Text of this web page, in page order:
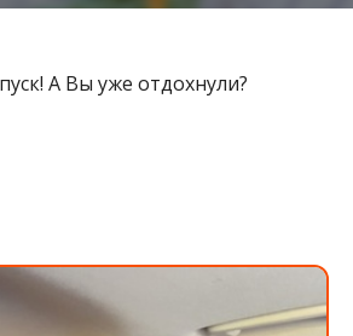
А Вы уже отдохнули?